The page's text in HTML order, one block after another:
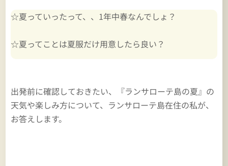
☆夏っていったって、、1年中春なんでしょ？
☆夏ってことは夏服だけ用意したら良い？
出発前に確認しておきたい、『ランサローテ島の夏』の
天気や楽しみ方について、ランサローテ島在住の私が、
お答えします。